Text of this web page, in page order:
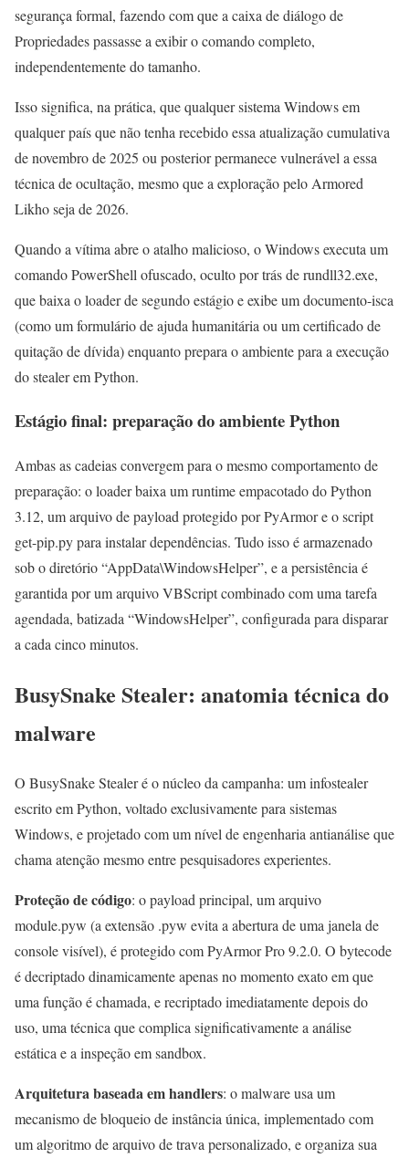
segurança formal, fazendo com que a caixa de diálogo de
Propriedades passasse a exibir o comando completo,
independentemente do tamanho.
Isso significa, na prática, que qualquer sistema Windows em
qualquer país que não tenha recebido essa atualização cumulativa
de novembro de 2025 ou posterior permanece vulnerável a essa
técnica de ocultação, mesmo que a exploração pelo Armored
Likho seja de 2026.
Quando a vítima abre o atalho malicioso, o Windows executa um
comando PowerShell ofuscado, oculto por trás de rundll32.exe,
que baixa o loader de segundo estágio e exibe um documento-isca
(como um formulário de ajuda humanitária ou um certificado de
quitação de dívida) enquanto prepara o ambiente para a execução
do stealer em Python.
Estágio final: preparação do ambiente Python
Ambas as cadeias convergem para o mesmo comportamento de
preparação: o loader baixa um runtime empacotado do Python
3.12, um arquivo de payload protegido por PyArmor e o script
get-pip.py para instalar dependências. Tudo isso é armazenado
sob o diretório “AppData\WindowsHelper”, e a persistência é
garantida por um arquivo VBScript combinado com uma tarefa
agendada, batizada “WindowsHelper”, configurada para disparar
a cada cinco minutos.
BusySnake Stealer: anatomia técnica do
malware
O BusySnake Stealer é o núcleo da campanha: um infostealer
escrito em Python, voltado exclusivamente para sistemas
Windows, e projetado com um nível de engenharia antianálise que
chama atenção mesmo entre pesquisadores experientes.
Proteção de código: o payload principal, um arquivo
module.pyw (a extensão .pyw evita a abertura de uma janela de
console visível), é protegido com PyArmor Pro 9.2.0. O bytecode
é decriptado dinamicamente apenas no momento exato em que
uma função é chamada, e recriptado imediatamente depois do
uso, uma técnica que complica significativamente a análise
estática e a inspeção em sandbox.
Arquitetura baseada em handlers: o malware usa um
mecanismo de bloqueio de instância única, implementado com
um algoritmo de arquivo de trava personalizado, e organiza sua